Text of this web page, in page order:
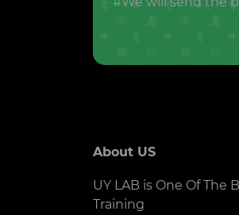
About US
UY LAB is One Of The
Training